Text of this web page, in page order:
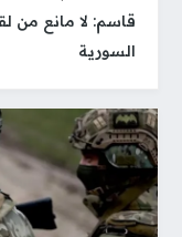
قاسم: لا مانع من
السورية